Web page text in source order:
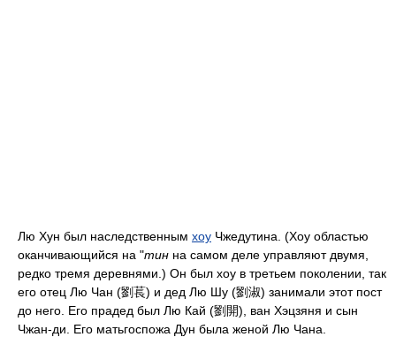
Лю Хун был наследственным хоу Чжедутина. (Хоу областью
оканчивающийся на "тин на самом деле управляют двумя,
редко тремя деревнями.) Он был хоу в третьем поколении, так
его отец Лю Чан (劉萇) и дед Лю Шу (劉淑) занимали этот пост
до него. Его прадед был Лю Кай (劉開), ван Хэцзяня и сын
Чжан-ди. Его матьгоспожа Дун была женой Лю Чана.